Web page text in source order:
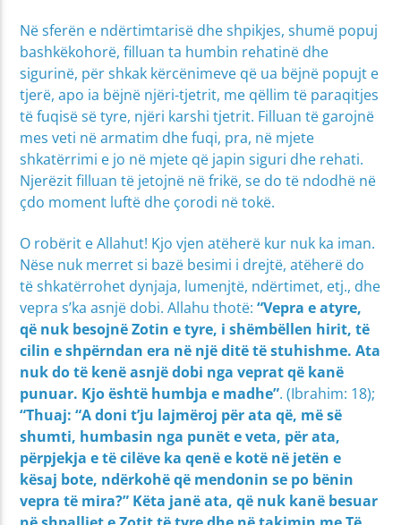
Në sferën e ndërtimtarisë dhe shpikjes, shumë popuj
bashkëkohorë, filluan ta humbin rehatinë dhe
sigurinë, për shkak kërcënimeve që ua bëjnë popujt e
tjerë, apo ia bëjnë njëri-tjetrit, me qëllim të paraqitjes
të fuqisë së tyre, njëri karshi tjetrit. Filluan të garojnë
mes veti në armatim dhe fuqi, pra, në mjete
shkatërrimi e jo në mjete që japin siguri dhe rehati.
Njerëzit filluan të jetojnë në frikë, se do të ndodhë në
çdo moment luftë dhe çorodi në tokë.
O robërit e Allahut! Kjo vjen atëherë kur nuk ka iman.
Nëse nuk merret si bazë besimi i drejtë, atëherë do
të shkatërrohet dynjaja, lumenjtë, ndërtimet, etj., dhe
vepra s’ka asnjë dobi. Allahu thotë:“Vepra e atyre,
që nuk besojnë Zotin e tyre, i shëmbëllen hirit, të
cilin e shpërndan era në një ditë të stuhishme. Ata
nuk do të kenë asnjë dobi nga veprat që kanë
punuar. Kjo është humbja e madhe”. (Ibrahim: 18);
“Thuaj: “A doni t’ju lajmëroj për ata që, më së
shumti, humbasin nga punët e veta, për ata,
përpjekja e të cilëve ka qenë e kotë në jetën e
kësaj bote, ndërkohë që mendonin se po bënin
vepra të mira?” Këta janë ata, që nuk kanë besuar